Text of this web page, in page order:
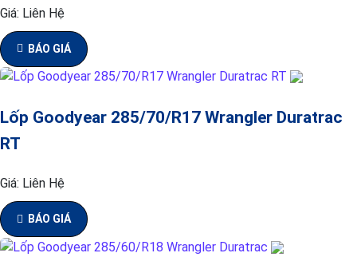
Giá: Liên Hệ
BÁO GIÁ
Lốp Goodyear 285/70/R17 Wrangler Duratrac
RT
Giá: Liên Hệ
BÁO GIÁ